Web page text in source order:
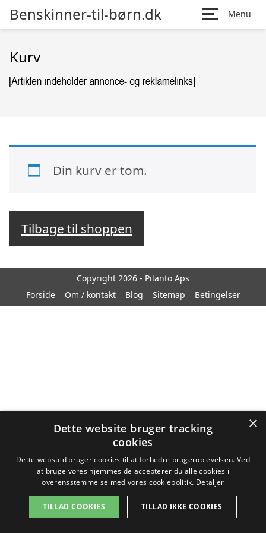
Benskinner-til-børn.dk Menu
Kurv
Din kurv er tom.
Tilbage til shoppen
Copyright 2026 - Pilanto Aps
Forside
Om / kontakt Blog Sitemap Betingelser
×
Dette website bruger tracking
cookies
Dette websted bruger cookies til at forbedre brugeroplevelsen. Ved
at bruge vores hjemmeside accepterer du alle cookies i
overensstemmelse med vores cookiepolitik. Detaljer
TILLAD COOKIES TILLAD IKKE COOKIES